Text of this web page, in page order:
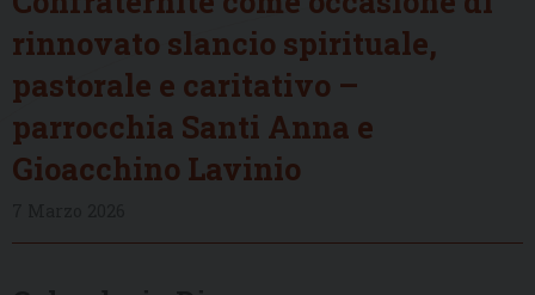
rinnovato slancio spirituale,
pastorale e caritativo –
parrocchia Santi Anna e
Gioacchino Lavinio